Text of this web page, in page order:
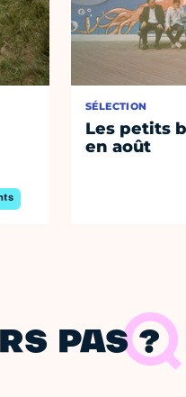
SÉLECTION
Les petits
en août
PAS ?